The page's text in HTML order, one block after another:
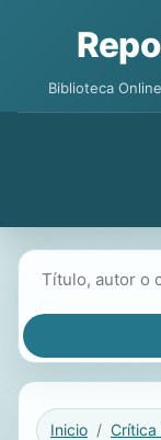
Biblioteca
Inicio Crítica